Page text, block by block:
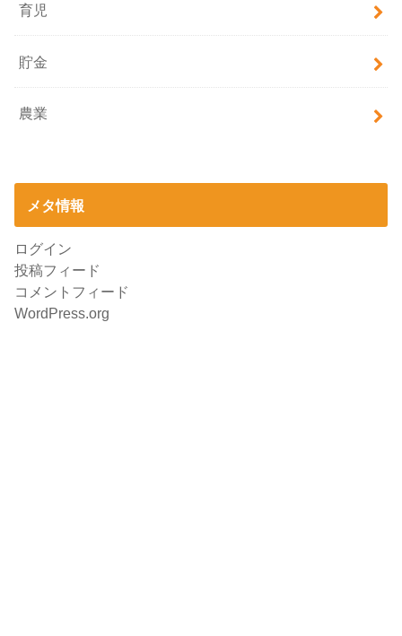
育児
貯金
農業
メタ情報
ログイン
投稿フィード
コメントフィード
WordPress.org